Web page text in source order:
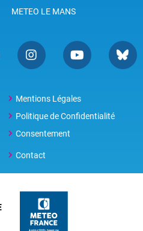
METEO LE MANS
Mentions Légales
Politique de Confidentialité
Consentement
Contact